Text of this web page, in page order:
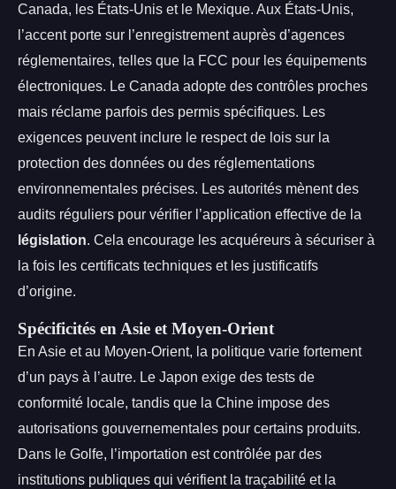
Canada, les États-Unis et le Mexique. Aux États-Unis,
l’accent porte sur l’enregistrement auprès d’agences
réglementaires, telles que la FCC pour les équipements
électroniques. Le Canada adopte des contrôles proches
mais réclame parfois des permis spécifiques. Les
exigences peuvent inclure le respect de lois sur la
protection des données ou des réglementations
environnementales précises. Les autorités mènent des
audits réguliers pour vérifier l’application effective de la
législation. Cela encourage les acquéreurs à sécuriser à
la fois les certificats techniques et les justificatifs
d’origine.
Spécificités en Asie et Moyen-Orient
En Asie et au Moyen-Orient, la politique varie fortement
d’un pays à l’autre. Le Japon exige des tests de
conformité locale, tandis que la Chine impose des
autorisations gouvernementales pour certains produits.
Dans le Golfe, l’importation est contrôlée par des
institutions publiques qui vérifient la traçabilité et la